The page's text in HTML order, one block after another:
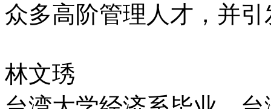
众多高阶管理人才，并
林文琇